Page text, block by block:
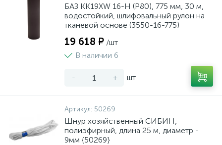
БАЗ KK19XW 16-H (Р80), 775 мм, 30 м,
водостойкий, шлифовальный рулон на
тканевой основе (3550-16-775)
19 618 ₽ /шт
В наличии 6
- + шт
Артикул: 50269
Шнур хозяйственный СИБИН,
полиэфирный, длина 25 м, диаметр -
9мм {50269}